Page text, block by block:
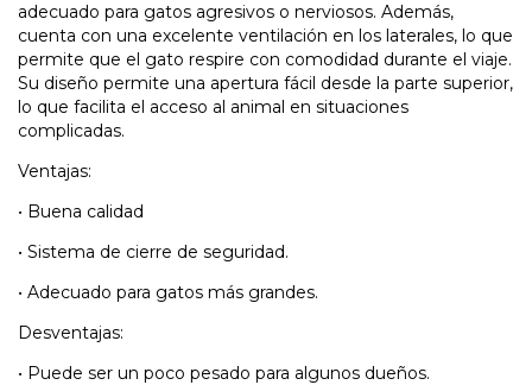
adecuado para gatos agresivos o nerviosos. Además,
cuenta con una excelente ventilación en los laterales, lo que
permite que el gato respire con comodidad durante el viaje.
Su diseño permite una apertura fácil desde la parte superior,
lo que facilita el acceso al animal en situaciones
complicadas.
Ventajas:
• Buena calidad
• Sistema de cierre de seguridad.
• Adecuado para gatos más grandes.
Desventajas:
• Puede ser un poco pesado para algunos dueños.